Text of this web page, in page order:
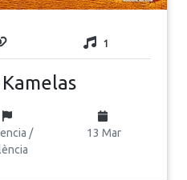
1
/
13 Mar